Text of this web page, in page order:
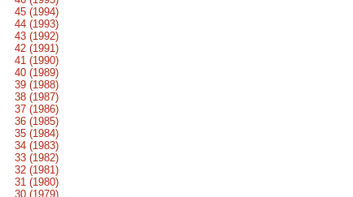
45 (1994)
44 (1993)
43 (1992)
42 (1991)
41 (1990)
40 (1989)
39 (1988)
38 (1987)
37 (1986)
36 (1985)
35 (1984)
34 (1983)
33 (1982)
32 (1981)
31 (1980)
30 (1979)